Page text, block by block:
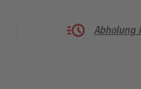
Abholung